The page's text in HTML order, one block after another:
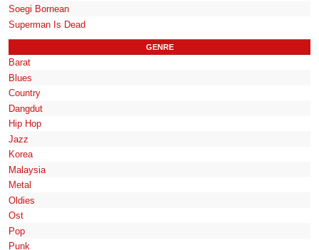
Soegi Bornean
Superman Is Dead
GENRE
Barat
Blues
Country
Dangdut
Hip Hop
Jazz
Korea
Malaysia
Metal
Oldies
Ost
Pop
Punk